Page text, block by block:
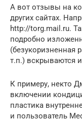
А вот отзывы на
других сайтах.
http://torg.mail.ru.
подробно
(безукоризненная
т.п.) вскрываются
К примеру, некто
включении
пластика
и пользователь